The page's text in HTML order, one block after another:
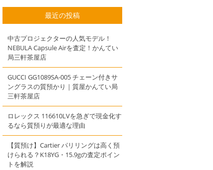
最近の投稿
中古プロジェクターの人気モデル！
NEBULA Capsule Airを査定！かんてい
局三軒茶屋店
GUCCI GG1089SA-005 チェーン付きサ
ングラスの質預かり｜質屋かんてい局
三軒茶屋店
ロレックス 116610LVを急ぎで現金化す
るなら質預りが最適な理由
【質預け】Cartier パリリングは高く預
けられる？K18YG・15.9gの査定ポイン
トを解説